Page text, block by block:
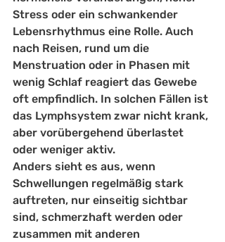
Stress oder ein schwankender
Lebensrhythmus eine Rolle. Auch
nach Reisen, rund um die
Menstruation oder in Phasen mit
wenig Schlaf reagiert das Gewebe
oft empfindlich. In solchen Fällen ist
das Lymphsystem zwar nicht krank,
aber vorübergehend überlastet
oder weniger aktiv.
Anders sieht es aus, wenn
Schwellungen regelmäßig stark
auftreten, nur einseitig sichtbar
sind, schmerzhaft werden oder
zusammen mit anderen